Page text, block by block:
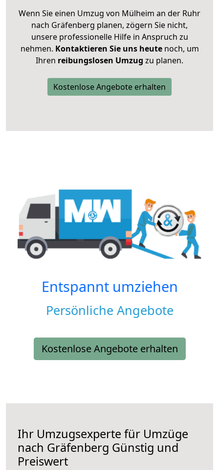
Wenn Sie einen Umzug von Mülheim an der Ruhr
nach Gräfenberg planen, zögern Sie nicht,
unsere professionelle Hilfe in Anspruch zu
nehmen. Kontaktieren Sie uns heutenoch, um
Ihren reibungslosen Umzug zu planen.
Kostenlose Angebote erhalten
Entspannt umziehen
Persönliche Angebote
Kostenlose Angebote erhalten
Ihr Umzugsexperte für Umzüge
nach Gräfenberg Günstig und
Preiswert